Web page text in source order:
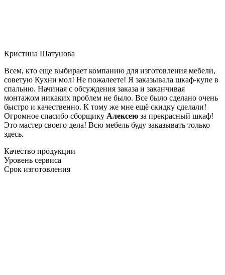
Кристина Шатунова
Всем, кто еще выбирает компанию для изготовления мебели,
советую Кухни мол! Не пожалеете! Я заказывала шкаф-купе в
спальню. Начиная с обсуждения заказа и заканчивая
монтажом никаких проблем не было. Все было сделано очень
быстро и качественно. К тому же мне ещё скидку сделали!
Огромное спасибо сборщику Алексею за прекрасный шкаф!
Это мастер своего дела! Всю мебель буду заказывать только
здесь.
Качество продукции
Уровень сервиса
Срок изготовления